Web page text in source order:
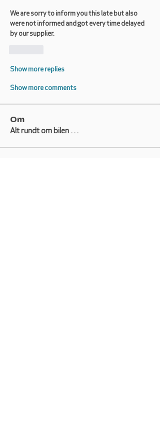
We are sorry to inform you this late but also
were not informed and got every time delayed
by our supplier.
Show more replies
Show more comments
Om
Alt rundt om bilen …